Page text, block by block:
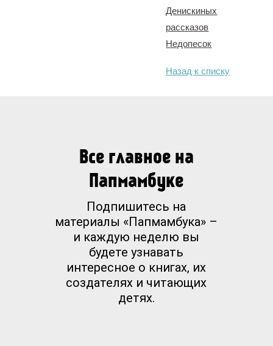
Денискиных
рассказов
Недопесок
Назад к списку
Все главное на
Папмамбуке
Подпишитесь на
материалы «Папмамбука» –
и каждую неделю вы
будете узнавать
интересное о книгах, их
создателях и читающих
детях.